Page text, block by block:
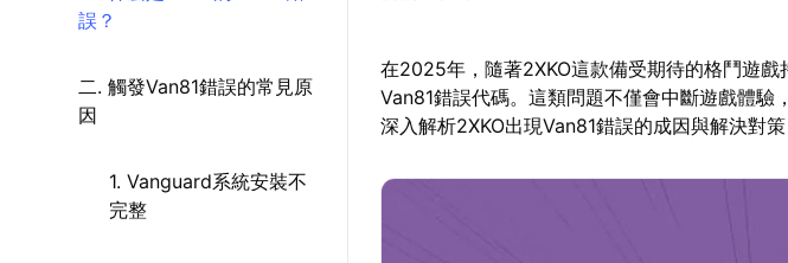
誤？
二. 觸發Van81錯誤的常見原
因
1. Vanguard系統安裝不
完整
在2025年，隨著2XKO這款備受期待的格鬥遊
Van81錯誤代碼。這類問題不僅會中斷遊戲體
深入解析2XKO出現Van81錯誤的成因與解決對